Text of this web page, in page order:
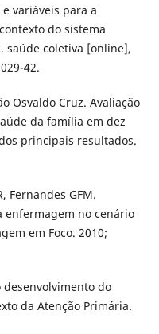
variáveis para a
do sistema
saúde coletiva [online],
42.
Osvaldo Cruz. Avaliação
da família em dez
principais resultados.
Fernandes GFM.
enfermagem no cenário
em Foco. 2010;
desenvolvimento do
da Atenção Primária.